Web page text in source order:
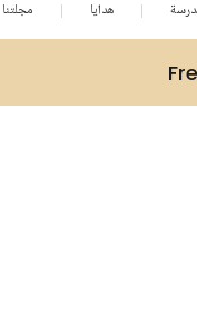
هدايا مجلتنا